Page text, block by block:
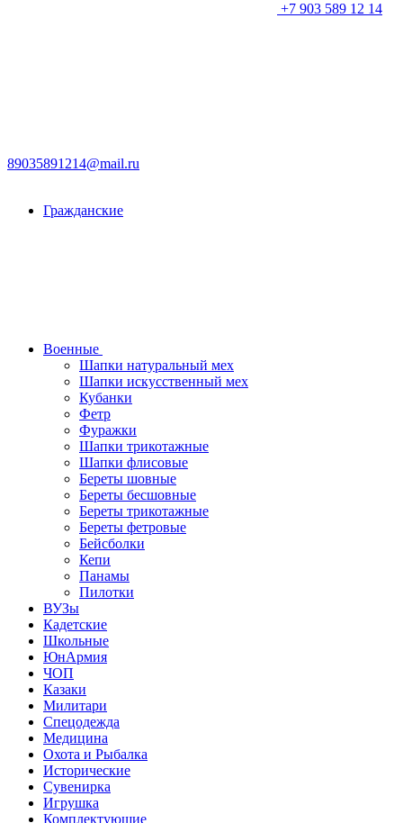
+7 903 589 12 14
89035891214@mail.ru
Гражданские
Военные
Шапки натуральный мех
Шапки искусственный мех
Кубанки
Фетр
Фуражки
Шапки трикотажные
Шапки флисовые
Береты шовные
Береты бесшовные
Береты трикотажные
Береты фетровые
Бейсболки
Кепи
Панамы
Пилотки
ВУЗы
Кадетские
Школьные
ЮнАрмия
ЧОП
Казаки
Милитари
Спецодежда
Медицина
Охота и Рыбалка
Исторические
Сувенирка
Игрушка
Комплектующие